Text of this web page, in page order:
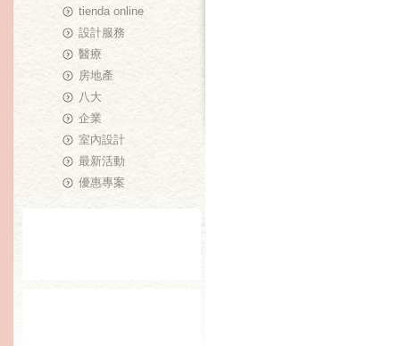
tienda online
設計服務
醫療
房地產
八大
企業
室內設計
最新活動
優惠專案